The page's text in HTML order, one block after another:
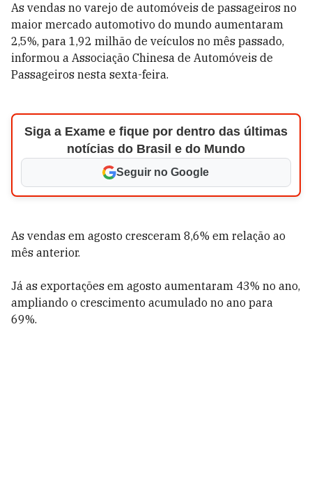
As vendas no varejo de automóveis de passageiros no
maior mercado automotivo do mundo aumentaram
2,5%, para 1,92 milhão de veículos no mês passado,
informou a Associação Chinesa de Automóveis de
Passageiros nesta sexta-feira.
Siga a Exame e fique por dentro das últimas
notícias do Brasil e do Mundo
Seguir no Google
As vendas em agosto cresceram 8,6% em relação ao
mês anterior.
Já as exportações em agosto aumentaram 43% no ano,
ampliando o crescimento acumulado no ano para
69%.